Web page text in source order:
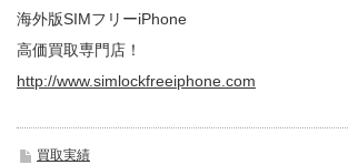
海外版SIMフリーiPhone
高価買取専門店！
http://www.simlockfreeiphone.com
買取実績